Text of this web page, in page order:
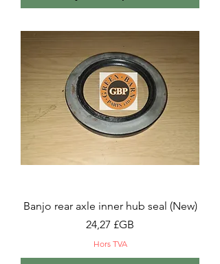
Banjo rear axle inner hub seal (New)
Prix
24,27 £GB
Hors TVA